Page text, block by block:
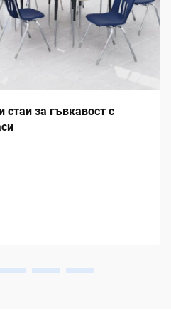
стаи за гъвкавост с